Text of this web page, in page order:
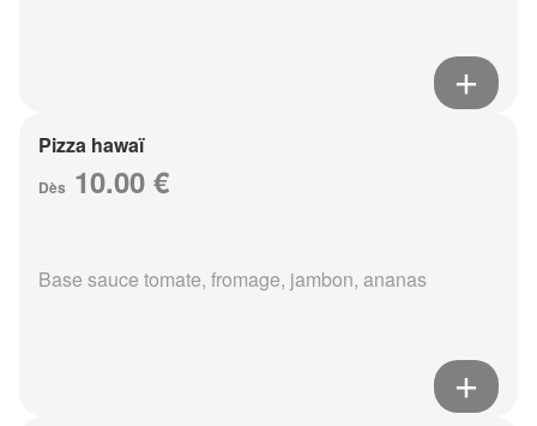
Pizza hawaï
Dès 10.00 €
Base sauce tomate, fromage, jambon, ananas